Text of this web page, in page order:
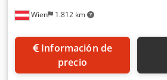
Wien 1.812 km
Información de
precio